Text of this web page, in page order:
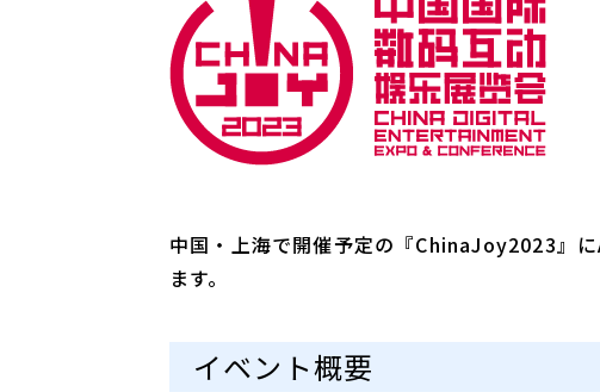
中国・上海で開催予定の『ChinaJoy2023』
ます。
イベント概要